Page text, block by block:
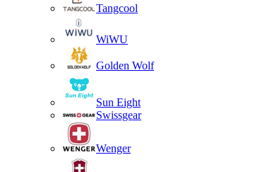
Tangcool
WiWU
Golden Wolf
Sun Eight
Swissgear
Wenger